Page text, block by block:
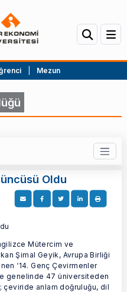
Mezun
Oldu
Mütercim ve
Şimal Geyik, Avrupa Birliği
‘14. Genç Çevirmenler
genelinde 47 üniversiteden
çeviride anlam doğruluğu, dil